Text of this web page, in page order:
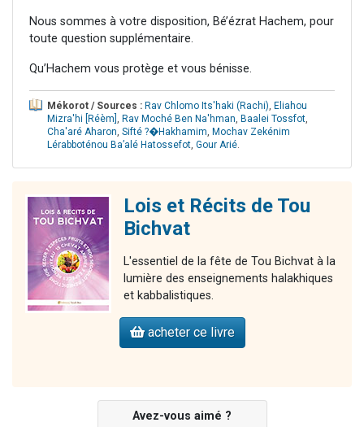
Nous sommes à votre disposition, Bé’ézrat Hachem, pour
toute question supplémentaire.
Qu’Hachem vous protège et vous bénisse.
Mékorot / Sources : Rav Chlomo Its'haki (Rachi), Eliahou
Mizra'hi [Réèm] , Rav Moché Ben Na'hman, Baalei Tossfot,
Cha'aré Aharon, Sifté ?�Hakhamim, Mochav Zekénim
Lérabboténou Ba’alé Hatossefot, Gour Arié.
Lois et Récits de Tou
Bichvat
L'essentiel de la fête de Tou Bichvat à la
lumière des enseignements halakhiques
et kabbalistiques.
acheter ce livre
Avez-vous aimé ?